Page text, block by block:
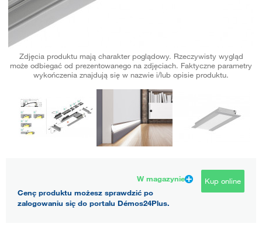
Zdjęcia produktu mają charakter poglądowy. Rzeczywisty wygląd
może odbiegać od prezentowanego na zdjęciach. Faktyczne parametry
wykończenia znajdują się w nazwie i/lub opisie produktu.
W magazynie
Cenę produktu możesz sprawdzić po
zalogowaniu się do portalu Démos24Plus.
Kup online